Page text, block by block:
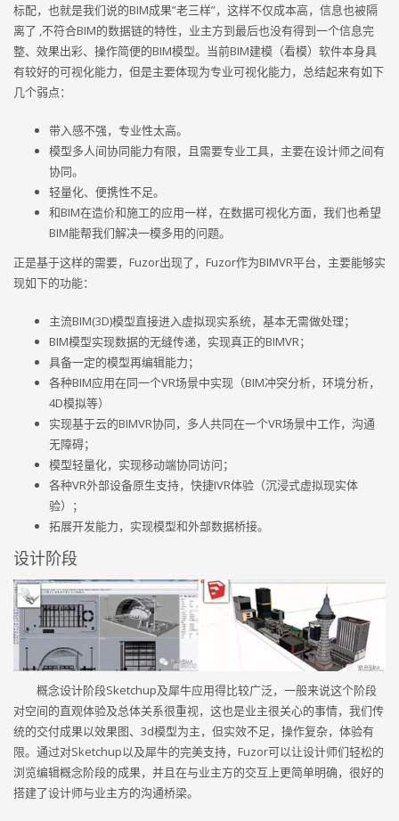
标配，也就是我们说的BIM成果”老三样”，这样不仅成本高，信息也被隔
离了 ,不符合BIM的数据链的特性，业主方到最后也没有得到一个信息完
整、效果出彩、操作简便的BIM模型。当前BIM建模（看模）软件本身具
有较好的可视化能力，但是主要体现为专业可视化能力，总结起来有如下
几个弱点：
带入感不强，专业性太高。
模型多人间协同能力有限，且需要专业工具，主要在设计师之间有
协同。
轻量化、便携性不足。
和BIM在造价和施工的应用一样，在数据可视化方面，我们也希望
BIM能帮我们解决一模多用的问题。
正是基于这样的需要，Fuzor出现了，Fuzor作为BIMVR平台，主要能够实
现如下的功能：
主流BIM(3D)模型直接进入虚拟现实系统，基本无需做处理；
BIM模型实现数据的无缝传递，实现真正的BIMVR；
具备一定的模型再编辑能力；
各种BIM应用在同一个VR场景中实现（BIM冲突分析，环境分析，
4D模拟等）
实现基于云的BIMVR协同，多人共同在一个VR场景中工作，沟通
无障碍；
模型轻量化，实现移动端协同访问；
各种VR外部设备原生支持，快捷IVR体验（沉浸式虚拟现实体
验）；
拓展开发能力，实现模型和外部数据桥接。
设计阶段
概念设计阶段Sketchup及犀牛应用得比较广泛，一般来说这个阶段
对空间的直观体验及总体关系很重视，这也是业主很关心的事情，我们传
统的交付成果以效果图、3d模型为主，但实效不足，操作复杂，体验有
限。通过对Sketchup以及犀牛的完美支持，Fuzor可以让设计师们轻松的
浏览编辑概念阶段的成果，并且在与业主方的交互上更简单明确，很好的
搭建了设计师与业主方的沟通桥梁。